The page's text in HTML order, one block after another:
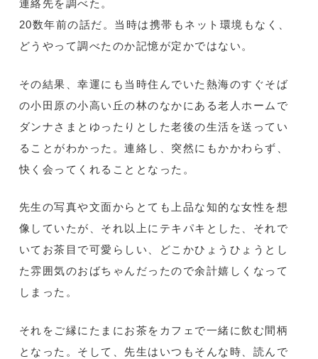
連絡先を調べた。
20数年前の話だ。当時は携帯もネット環境もなく、
どうやって調べたのか記憶が定かではない。
その結果、幸運にも当時住んでいた熱海のすぐそば
の小田原の小高い丘の林のなかにある老人ホームで
ダンナさまとゆったりとした老後の生活を送ってい
ることがわかった。連絡し、突然にもかかわらず、
快く会ってくれることとなった。
先生の写真や文面からとても上品な知的な女性を想
像していたが、それ以上にテキパキとした、それで
いてお茶目で可愛らしい、どこかひょうひょうとし
た雰囲気のおばちゃんだったので余計嬉しくなって
しまった。
それをご縁にたまにお茶をカフェで一緒に飲む間柄
となった。そして、先生はいつもそんな時、読んで